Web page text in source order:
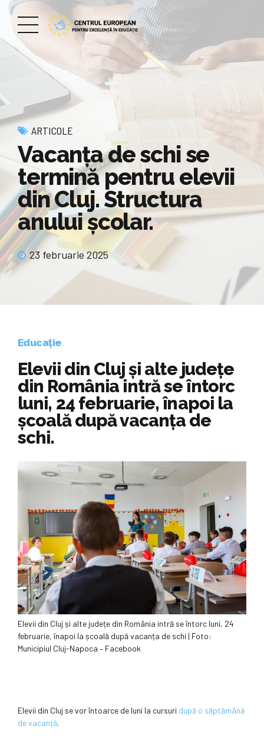
ARTICOLE
Vacanța de schi se
termină pentru elevii
din Cluj. Structura
anului școlar.
23 februarie 2025
Educație
Elevii din Cluj și alte județe
din România intră se întorc
luni, 24 februarie, înapoi la
școală după vacanța de
schi.
Elevii din Cluj și alte județe din România intră se întorc luni, 24
februarie, înapoi la școală după vacanța de schi | Foto:
Municipiul Cluj-Napoca – Facebook
Elevii din Cluj se vor întoarce de luni la cursuri după o săptămână
de vacanță.